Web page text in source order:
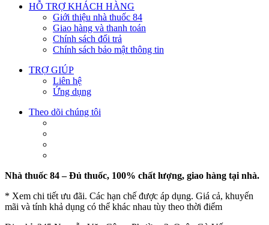
HỖ TRỢ KHÁCH HÀNG
Giới thiệu nhà thuốc 84
Giao hàng và thanh toán
Chính sách đổi trả
Chính sách bảo mật thông tin
TRỢ GIÚP
Liên hệ
Ứng dụng
Theo dõi chúng tôi
Nhà thuốc 84 – Đủ thuốc, 100% chất lượng, giao hàng tại nhà.
* Xem chi tiết ưu đãi. Các hạn chế được áp dụng. Giá cả, khuyến
mãi và tính khả dụng có thể khác nhau tùy theo thời điểm